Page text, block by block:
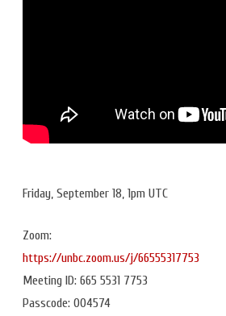
Friday, September 18, 1pm UTC
Zoom:
https://unbc.zoom.us/j/66555317753
Meeting ID: 665 5531 7753
Passcode: 004574